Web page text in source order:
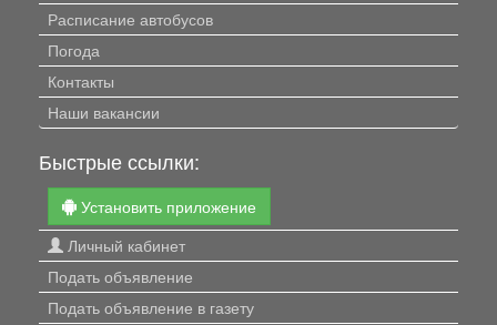
Расписание автобусов
Погода
Контакты
Наши вакансии
Быстрые ссылки:
Установить приложение
Личный кабинет
Подать объявление
Подать объявление в газету